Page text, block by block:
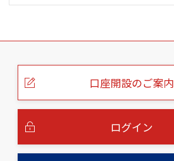
こ
口座開設のご案内
ログイン